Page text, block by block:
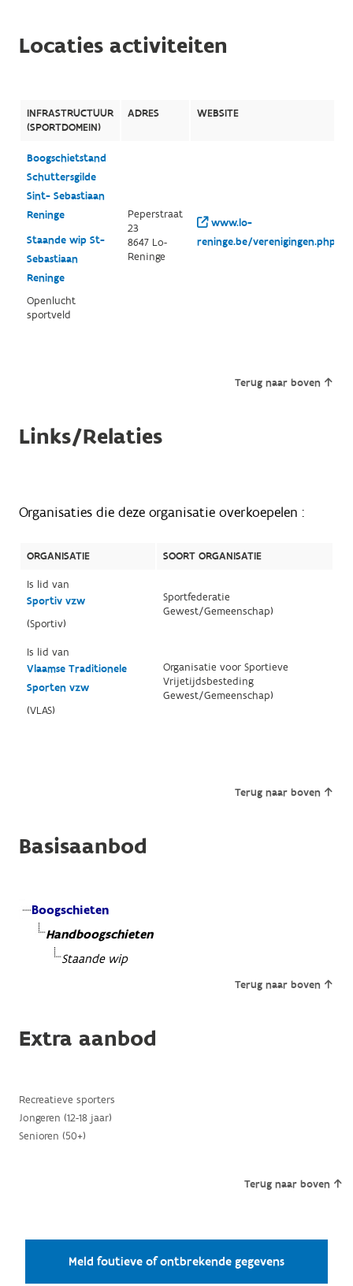
Locaties activiteiten
INFRASTRUCTUUR
(SPORTDOMEIN)
ADRES WEBSITE
Boogschietstand
Schuttersgilde
Sint- Sebastiaan
Reninge
Staande wip St-
Sebastiaan
Reninge
Openlucht
sportveld
Peperstraat
23
8647 Lo-
Reninge
www.lo-
reninge.be/verenigingen.php
Terug naar boven
Links/Relaties
Organisaties die deze organisatie overkoepelen :
ORGANISATIE
SOORT ORGANISATIE
Is lid van
Sportiv vzw
(Sportiv)
Sportfederatie
Gewest/Gemeenschap)
Is lid van
Vlaamse Traditionele
Sporten vzw
(VLAS)
Organisatie voor Sportieve
Vrijetijdsbesteding
Gewest/Gemeenschap)
Terug naar boven
Basisaanbod
Boogschieten
Handboogschieten
Staande wip
Terug naar boven
Extra aanbod
Recreatieve sporters
Jongeren (12-18 jaar)
Senioren (50+)
Terug naar boven
Meld foutieve of ontbrekende gegevens